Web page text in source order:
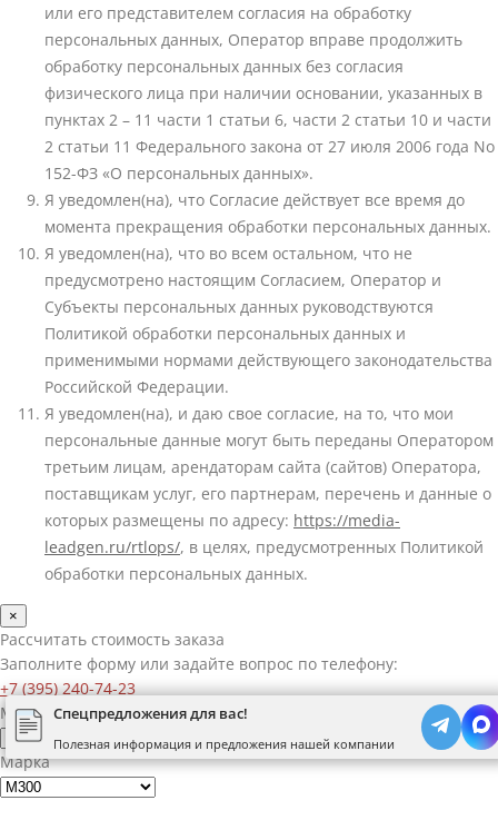
или его представителем согласия на обработку
персональных данных, Оператор вправе продолжить
обработку персональных данных без согласия
физического лица при наличии основании, указанных в
пунктах 2 – 11 части 1 статьи 6, части 2 статьи 10 и части
2 статьи 11 Федерального закона от 27 июля 2006 года No
152-ФЗ «О персональных данных».
Я уведомлен(на), что Согласие действует все время до
момента прекращения обработки персональных данных.
Я уведомлен(на), что во всем остальном, что не
предусмотрено настоящим Согласием, Оператор и
Субъекты персональных данных руководствуются
Политикой обработки персональных данных и
применимыми нормами действующего законодательства
Российской Федерации.
Я уведомлен(на), и даю свое согласие, на то, что мои
персональные данные могут быть переданы Оператором
третьим лицам, арендаторам сайта (сайтов) Оператора,
поставщикам услуг, его партнерам, перечень и данные о
которых размещены по адресу: https://media-
leadgen.ru/rtlops/, в целях, предусмотренных Политикой
обработки персональных данных.
Спецпредложения для вас!
Полезная информация и предложения нашей компании
×
Рассчитать стоимость заказа
Заполните форму или задайте вопрос по телефону:
+7 (395) 240-74-23
Материал
Марка